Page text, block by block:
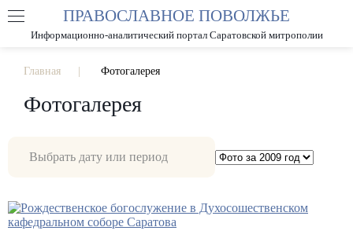
РАЗМЕР ШРИФТА А А
ПРАВОСЛАВНОЕ ПОВОЛЖЬЕ
Информационно-аналитический портал Саратовской митрополии
Главная Фотогалерея
Фотогалерея